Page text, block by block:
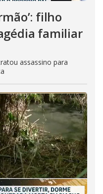
filho
familiar
assassino para